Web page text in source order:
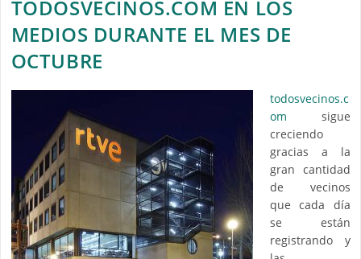
TODOSVECINOS.COM EN LOS
MEDIOS DURANTE EL MES DE
OCTUBRE
todosvecinos.c
om sigue
creciendo
gracias a la
gran cantidad
de vecinos
que cada día
se están
registrando y